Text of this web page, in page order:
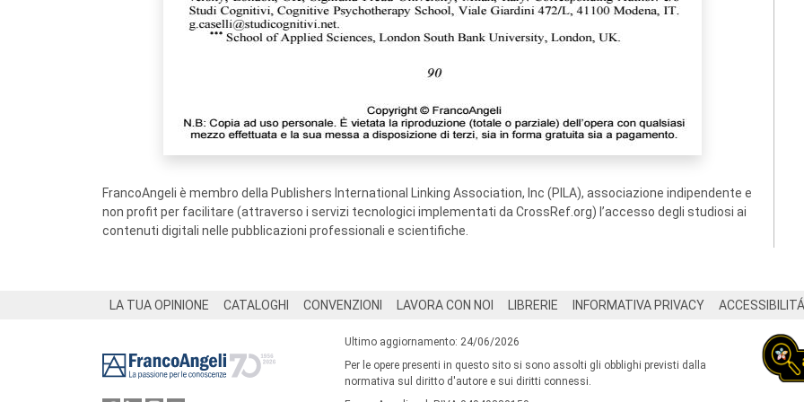
FrancoAngeli è membro della Publishers International Linking Association, Inc (PILA), associazione indipendente e
non profit per facilitare (attraverso i servizi tecnologici implementati da CrossRef.org) l’accesso degli studiosi ai
contenuti digitali nelle pubblicazioni professionali e scientifiche.
LA TUA OPINIONE CATALOGHI CONVENZIONI LAVORA CON NOI LIBRERIE INFORMATIVA PRIVACY ACCESSIBILITÁ
Ultimo aggiornamento: 24/06/2026
Per le opere presenti in questo sito si sono assolti gli obblighi previsti dalla
normativa sul diritto d'autore e sui diritti connessi.